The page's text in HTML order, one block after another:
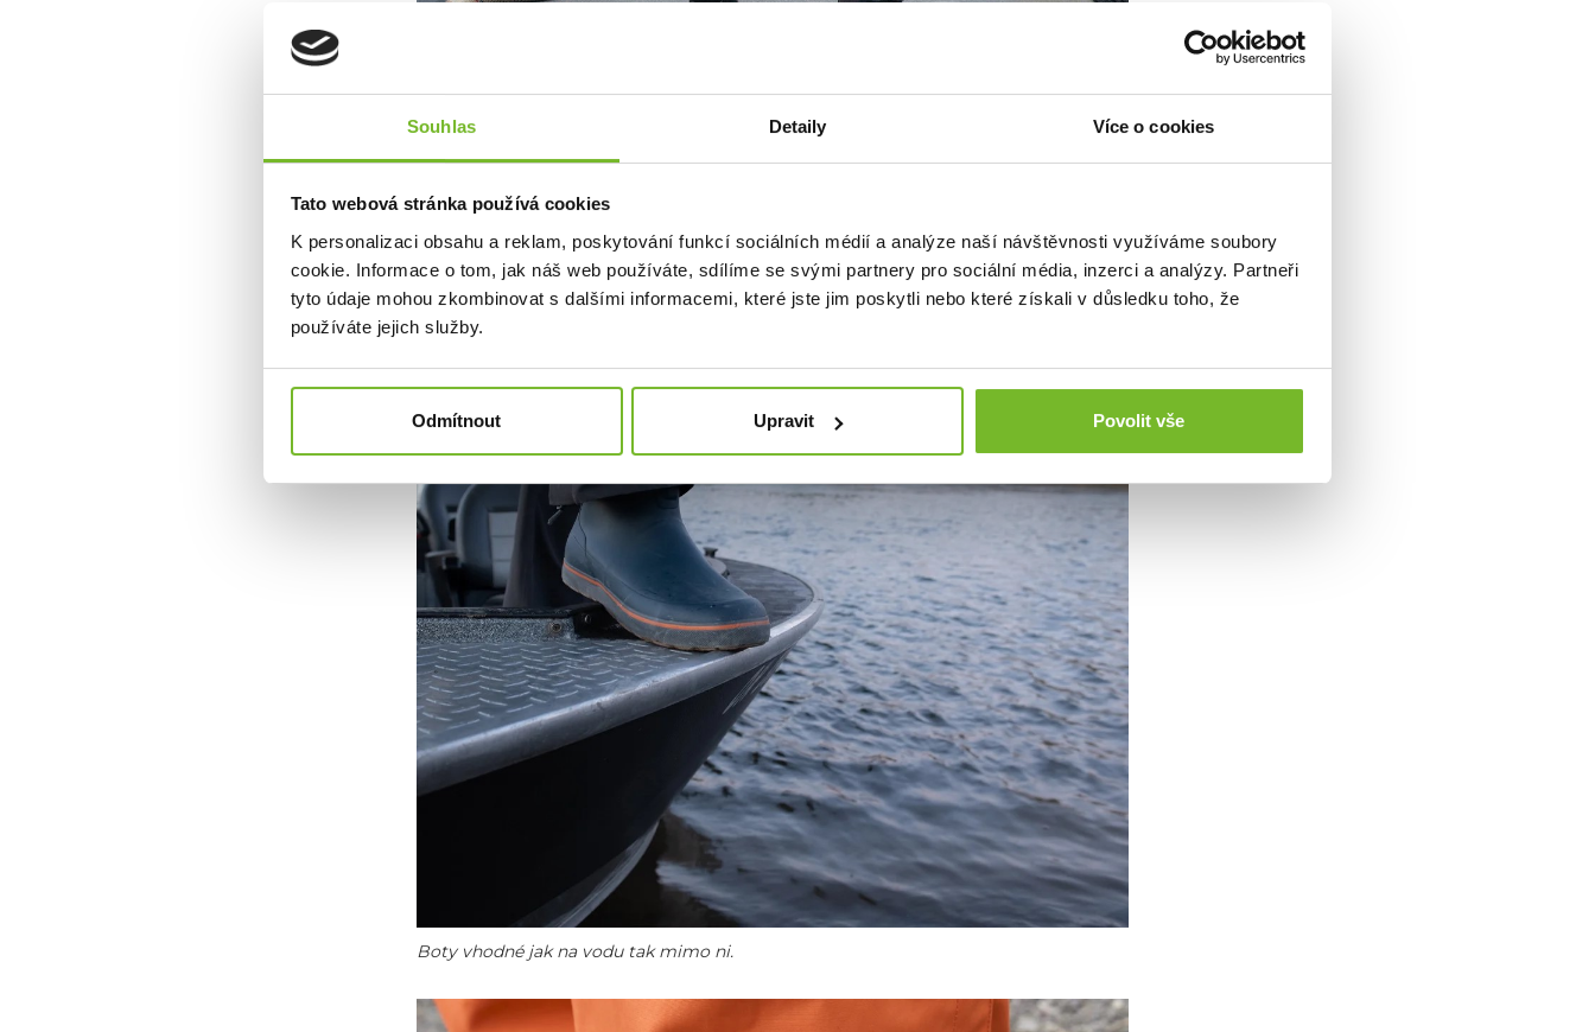
Souhlas Detaily Více o cookies
Tato webová stránka používá cookies
K personalizaci obsahu a reklam, poskytování funkcí sociálních médií a analýze naší návštěvnosti využíváme soubory
cookie. Informace o tom, jak náš web používáte, sdílíme se svými partnery pro sociální média, inzerci a analýzy. Partneři
tyto údaje mohou zkombinovat s dalšími informacemi, které jste jim poskytli nebo které získali v důsledku toho, že
používáte jejich služby.
Odmítnout Upravit Povolit vše
Nízké holinky, které si oblíbí každý rybář.
Boty vhodné jak na vodu tak mimo ni.